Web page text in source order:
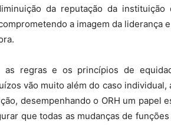
da reputação da
a imagem da liderança
as regras e os princípios de
vão muito além do caso
desempenhando o ORH um papel
que todas as mudanças de